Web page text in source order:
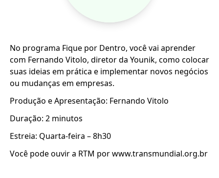
No programa Fique por Dentro, você vai aprender
com Fernando Vitolo, diretor da Younik, como colocar
suas ideias em prática e implementar novos negócios
ou mudanças em empresas.
Produção e Apresentação: Fernando Vitolo
Duração: 2 minutos
Estreia: Quarta-feira – 8h30
Você pode ouvir a RTM por www.transmundial.org.br